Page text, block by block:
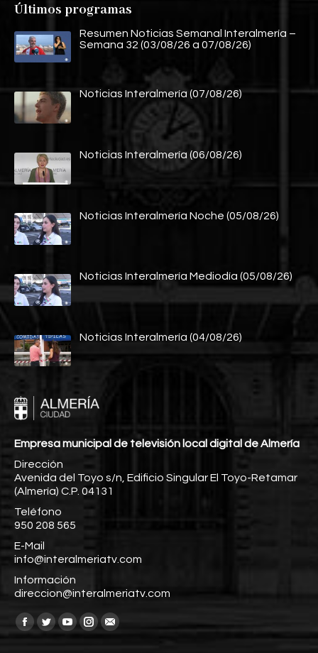
Últimos programas
Resumen Noticias Semanal Interalmería –
Semana 32 (03/08/26 a 07/08/26)
Noticias Interalmería (07/08/26)
Noticias Interalmería (06/08/26)
Noticias Interalmería Noche (05/08/26)
Noticias Interalmería Mediodía (05/08/26)
Noticias Interalmería (04/08/26)
Empresa municipal de televisión local digital de Almería
Dirección
Avenida del Toyo s/n, Edificio Singular El Toyo-Retamar
(Almería) C.P. 04131
Teléfono
950 208 565
E-Mail
info@interalmeriatv.com
Información
direccion@interalmeriatv.com
Encuéntranos en:
Facebook
TwitterYouTube
Instagram
Mail